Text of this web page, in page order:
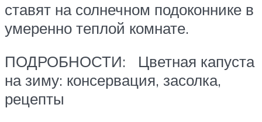
ставят на солнечном подоконнике в
умеренно теплой комнате.
ПОДРОБНОСТИ: Цветная капуста
на зиму: консервация, засолка,
рецепты